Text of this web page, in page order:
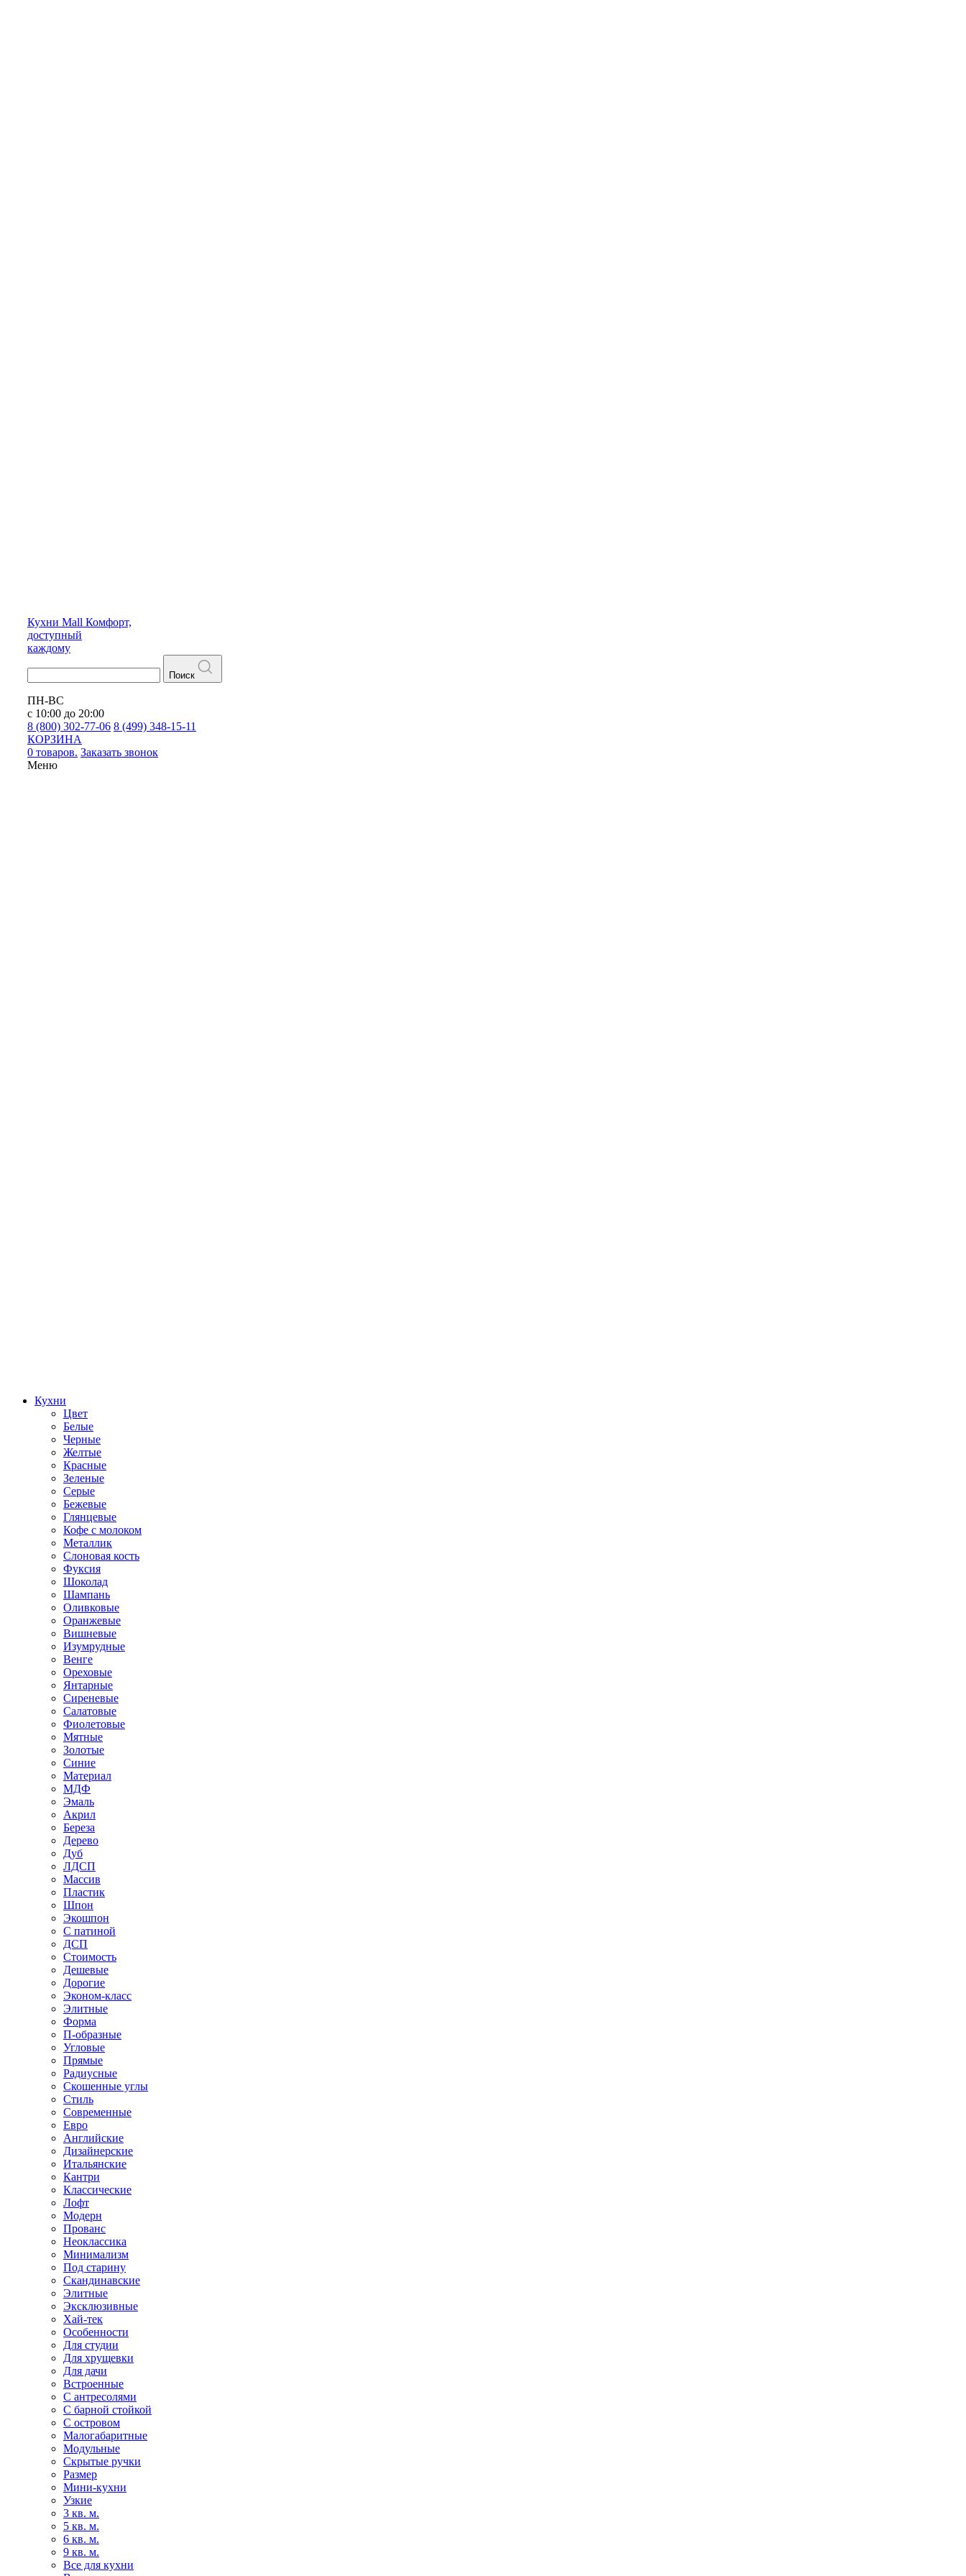
Кухни Mall Комфорт,
доступный
каждому
Поиск
ПН-ВС
с 10:00 до 20:00
8 (800) 302-77-06 8 (499) 348-15-11
КОРЗИНА
0 товаров. Заказать звонок
Меню
Кухни
Цвет
Белые
Черные
Желтые
Красные
Зеленые
Серые
Бежевые
Глянцевые
Кофе с молоком
Металлик
Слоновая кость
Фуксия
Шоколад
Шампань
Оливковые
Оранжевые
Вишневые
Изумрудные
Венге
Ореховые
Янтарные
Сиреневые
Салатовые
Фиолетовые
Мятные
Золотые
Синие
Материал
МДФ
Эмаль
Акрил
Береза
Дерево
Дуб
ЛДСП
Массив
Пластик
Шпон
Экошпон
С патиной
ДСП
Стоимость
Дешевые
Дорогие
Эконом-класс
Элитные
Форма
П-образные
Угловые
Прямые
Радиусные
Скошенные углы
Стиль
Современные
Евро
Английские
Дизайнерские
Итальянские
Кантри
Классические
Лофт
Модерн
Прованс
Неоклассика
Минимализм
Под старину
Скандинавские
Элитные
Эксклюзивные
Хай-тек
Особенности
Для студии
Для хрущевки
Для дачи
Встроенные
С антресолями
С барной стойкой
С островом
Малогабаритные
Модульные
Скрытые ручки
Размер
Мини-кухни
Узкие
3 кв. м.
5 кв. м.
6 кв. м.
9 кв. м.
Все для кухни